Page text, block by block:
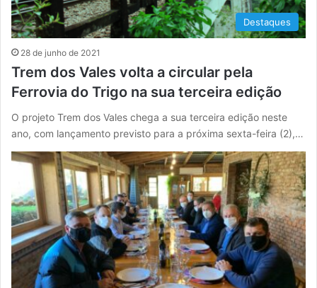
Destaques
28 de junho de 2021
Trem dos Vales volta a circular pela
Ferrovia do Trigo na sua terceira edição
O projeto Trem dos Vales chega a sua terceira edição neste
ano, com lançamento previsto para a próxima sexta-feira (2),…